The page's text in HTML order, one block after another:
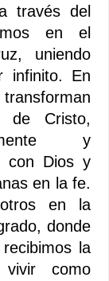
través del
en el
uniendo
infinito. En
Cristo,
y
con Dios y
en la fe.
en la
donde
la
como